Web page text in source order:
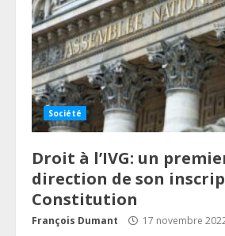
Société
Droit à l’IVG: un
direction de son
Constitution
François Dumant 17 novembre